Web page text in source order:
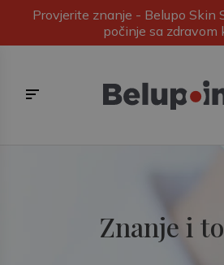
Provjerite znanje - Belupo Skin
počinje sa zdravom
Znanje i